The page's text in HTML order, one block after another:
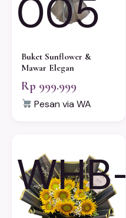
005
Buket Sunflower &
Mawar Elegan
Rp 999.999
Pesan via WA
WHB-